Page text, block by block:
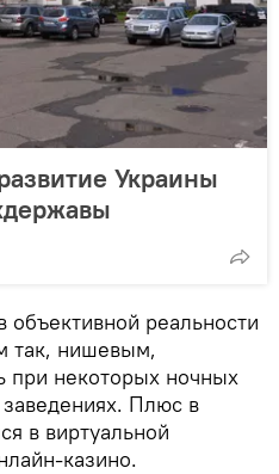
Украины
объективной реальности
так, нишевым,
при некоторых ночных
Плюс в
в виртуальной
казино.